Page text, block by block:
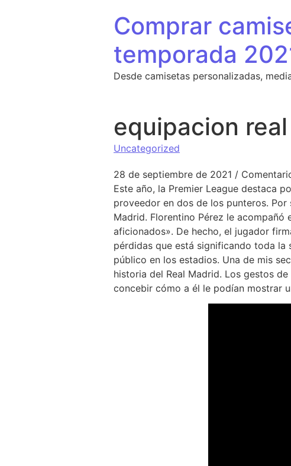
Comprar
temporada
Desde camisetas personalizadas,
equipacion
Uncategorized
28 de septiembre de 2021 /
Este año, la Premier League destaca
proveedor en dos de los punteros.
Madrid. Florentino Pérez le acompañó
aficionados». De hecho, el jugador
pérdidas que está significando toda
público en los estadios. Una de mis
historia del Real Madrid. Los gestos
concebir cómo a él le podían mostrar